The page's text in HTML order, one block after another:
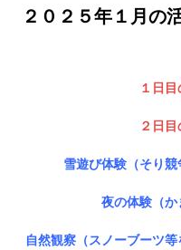
２０２５年１月の
１日
２日
雪遊び体験（そり競
夜の体験（か
自然観察（スノーブーツ